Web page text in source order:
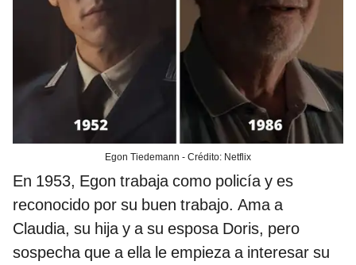
Egon Tiedemann - Crédito: Netflix
En 1953, Egon trabaja como policía y es
reconocido por su buen trabajo. Ama a
Claudia, su hija y a su esposa Doris, pero
sospecha que a ella le empieza a interesar su